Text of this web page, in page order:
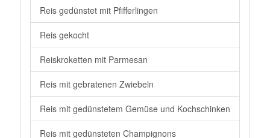
Reis gedünstet mit Pfifferlingen
Reis gekocht
Reiskroketten mit Parmesan
Reis mit gebratenen Zwiebeln
Reis mit gedünstetem Gemüse und Kochschinken
Reis mit gedünsteten Champignons